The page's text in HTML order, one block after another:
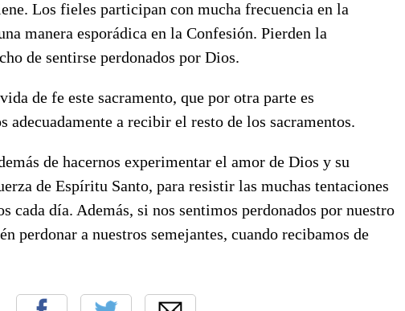
Los fieles participan con mucha frecuencia en la
manera esporádica en la Confesión. Pierden la
de sentirse perdonados por Dios.
de fe este sacramento, que por otra parte es
adecuadamente a recibir el resto de los sacramentos.
de hacernos experimentar el amor de Dios y su
de Espíritu Santo, para resistir las muchas tentaciones
cada día. Además, si nos sentimos perdonados por nuestro
perdonar a nuestros semejantes, cuando recibamos de